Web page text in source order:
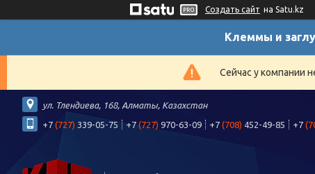
Создать сайт на Satu.kz
Клеммы и
Сейчас у компании
ул. Тлендиева, 168, Алматы, Казахстан
+7 (727) 339-05-75 +7 (727) 970-63-09 +7 (708) 452-49-85 +7